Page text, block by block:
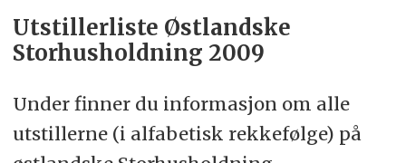
Utstillerliste Østlandske
Storhusholdning 2009
Under finner du informasjon om alle
utstillerne (i alfabetisk rekkefølge) på